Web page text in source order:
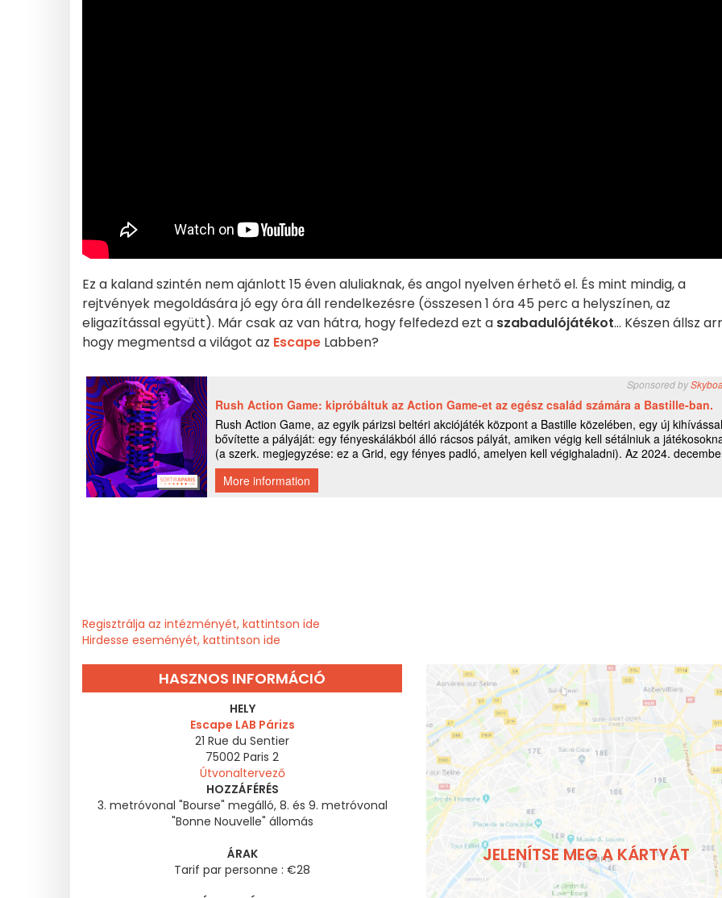
Ez a kaland szintén nem ajánlott 15 éven aluliaknak, és angol nyelven érhető el. És mint mindig, a
rejtvények megoldására jó egy óra áll rendelkezésre (összesen 1 óra 45 perc a helyszínen, az
eligazítással együtt). Már csak az van hátra, hogy felfedezd ezt a szabadulójátékot... Készen állsz
hogy megmentsd a világot az Escape Labben?
Regisztrálja az intézményét, kattintson ide
Hirdesse eseményét, kattintson ide
HASZNOS INFORMÁCIÓ
HELY
Escape LAB Párizs
21 Rue du Sentier
75002 Paris 2
Útvonaltervező
HOZZÁFÉRÉS
3. metróvonal "Bourse" megálló, 8. és 9. metróvonal
"Bonne Nouvelle" állomás
ÁRAK
Tarif par personne : €28
JELENÍTSE MEG A KÁRTYÁT